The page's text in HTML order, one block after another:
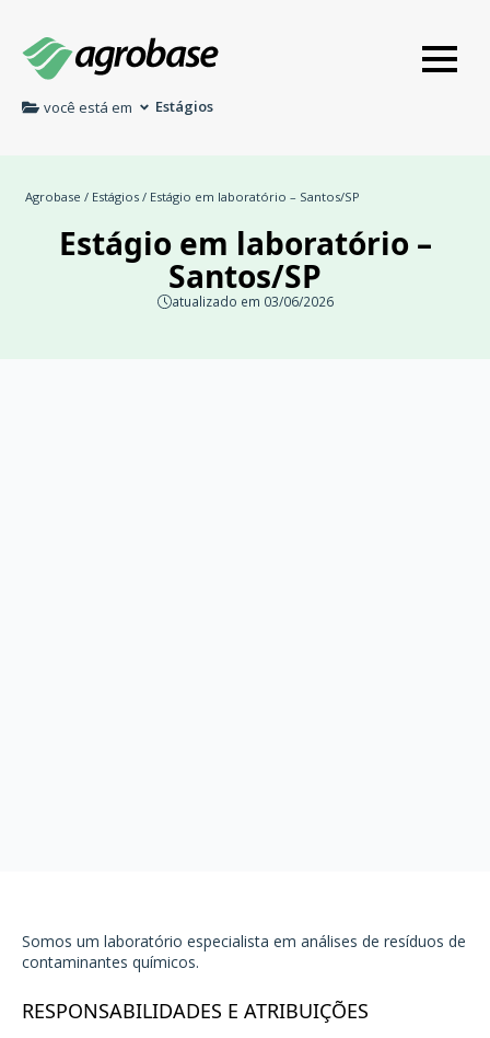
você está em Estágios
Agrobase / Estágios / Estágio em laboratório – Santos/SP
Estágio em laboratório –
Santos/SP
atualizado em 03/06/2026
Somos um laboratório especialista em análises de resíduos de
contaminantes químicos.
RESPONSABILIDADES E ATRIBUIÇÕES